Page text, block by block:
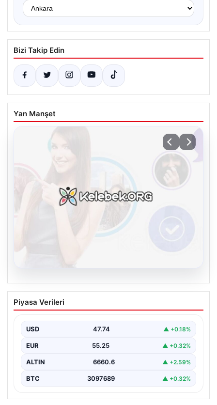
Bizi Takip Edin
Yan Manşet
08.08.2026
Kelebek.Org İle Çevrim içi İletişimin
Seviyeli Adresi Ve Muhabbet Deneyimi
oluşturması kritik bir değer ifade etmektedir. Halen…
Piyasa Verileri
USD 47.74 ▲ +0.18%
EUR 55.25 ▲ +0.32%
ALTIN 6660.6 ▲ +2.59%
BTC 3097689 ▲ +0.32%